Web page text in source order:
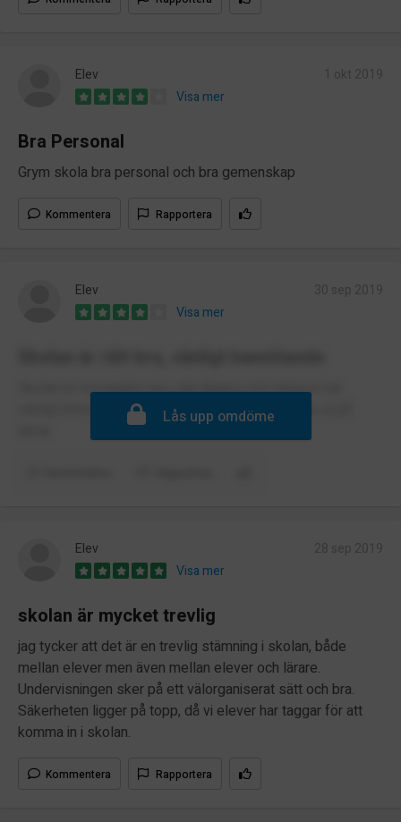
Elev
Visa mer
Bra Personal
Grym skola bra personal och bra gemenskap
Kommentera Rapportera
Elev
Visa mer
Skolan är mestadels bra, alla lärarna och rektorer har
vänligt bemötande men kränkningar med mer tas ej på
Lås upp omdöme
Elev
Visa mer
skolan är mycket trevlig
jag tycker att det är en trevlig stämning i skolan, både
mellan elever men även mellan elever och lärare.
Undervisningen sker på ett välorganiserat sätt och bra.
Säkerheten ligger på topp, då vi elever har taggar för att
komma in i skolan.
Kommentera Rapportera